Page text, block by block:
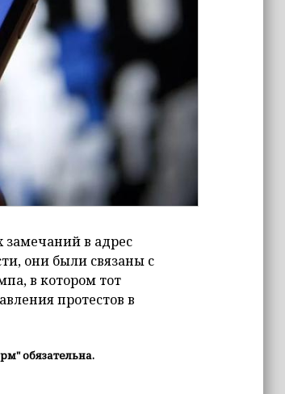
в адрес
они были связаны с
в котором тот
протестов в
обязательна.